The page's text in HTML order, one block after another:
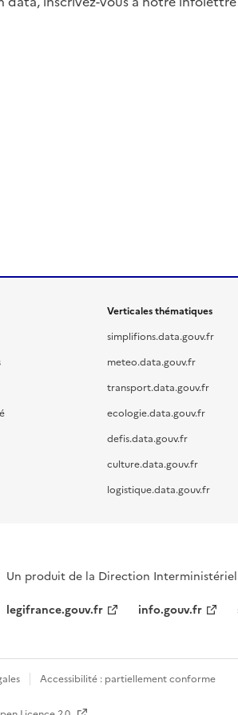
Verticales thématiques
simplifions.data.gouv.fr
meteo.data.gouv.fr
transport.data.gouv.fr
ecologie.data.gouv.fr
defis.data.gouv.fr
culture.data.gouv.fr
logistique.data.gouv.fr
Un produit de la Direction
legifrance.gouv.fr
info.gouv.fr
Accessibilité : partiellement conforme